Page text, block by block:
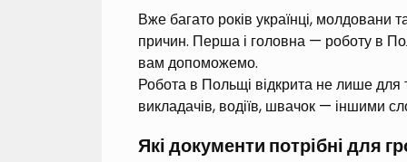
Вже багато років українці, молдовани
причин. Перша і головна — роботу в
вам допоможемо.
Робота в Польщі відкрита не лише для
викладачів, водіїв, швачок — іншими
Які документи потрібні для